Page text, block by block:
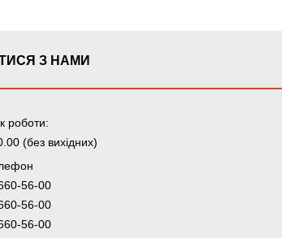
НА БУДЬ ЯКИЙ
ПРИ
З НАМИ
роботи:
(без вихідних)
56-00
56-00
56-00